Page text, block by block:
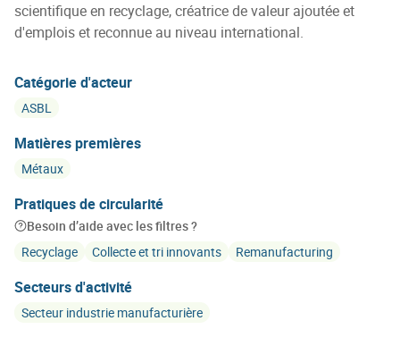
scientifique en recyclage, créatrice de valeur ajoutée et
d'emplois et reconnue au niveau international.
Catégorie d'acteur
ASBL
Matières premières
Métaux
Pratiques de circularité
Besoin d’aide avec les filtres ?
Recyclage
Collecte et tri innovants Remanufacturing
Secteurs d'activité
Secteur industrie manufacturière